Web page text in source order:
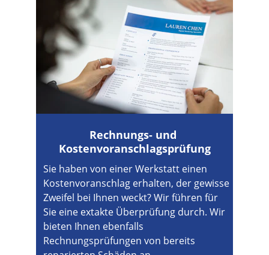
Rechnungs- und
Kostenvoranschlagsprüfung
Sie haben von einer Werkstatt einen
Kostenvoranschlag erhalten, der gewisse
Zweifel bei Ihnen weckt? Wir führen für
Sie eine extakte Überprüfung durch. Wir
bieten Ihnen ebenfalls
Rechnungsprüfungen von bereits